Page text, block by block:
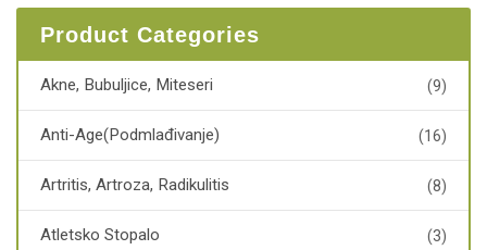
Product Categories
Akne, Bubuljice, Miteseri (9)
Anti-Age(podmlađivanje) (16)
Artritis, Artroza, Radikulitis (8)
Atletsko Stopalo (3)